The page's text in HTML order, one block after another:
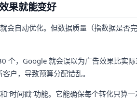
果就能变好
会自动优化。但数据质量（指数据是否
个，Google 就会误以为广告效果比实
户，导致预算分配错乱。
“时间戳”功能。它能确保每个转化只算